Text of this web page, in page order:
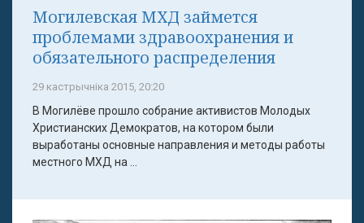
Могилевская МХД займется
проблемами здравоохранения и
обязательного распределения
29 кастрычніка 2015, 20:20
В Могилёве прошло собрание активистов Молодых
Христианских Демократов, на котором были
выработаны основные направления и методы работы
местного МХД на ...